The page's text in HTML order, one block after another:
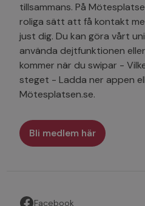
tillsammans. På
roliga sätt att få kontakt
just dig. Du kan göra vårt
använda dejtfunktionen
kommer när du swipar -
steget - Ladda ner appen
Mötesplatsen.se.
Bli medlem här
Facebook